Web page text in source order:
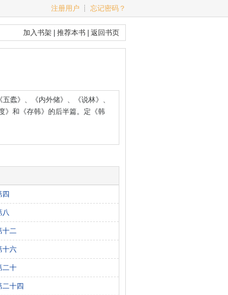
注册用户 ┊ 忘记密码？
加入书架 |推荐本书 |返回书页
蠹》、《内外储》、《说林》、
》和《存韩》的后半篇。定《韩
四
八
十二
十六
二十
二十四